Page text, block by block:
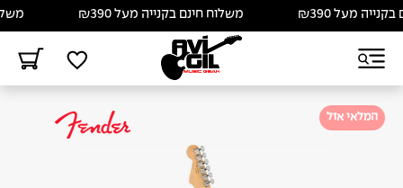
מעל ₪390 משלוח חינם בקנייה מעל ₪390
המלאי אזל